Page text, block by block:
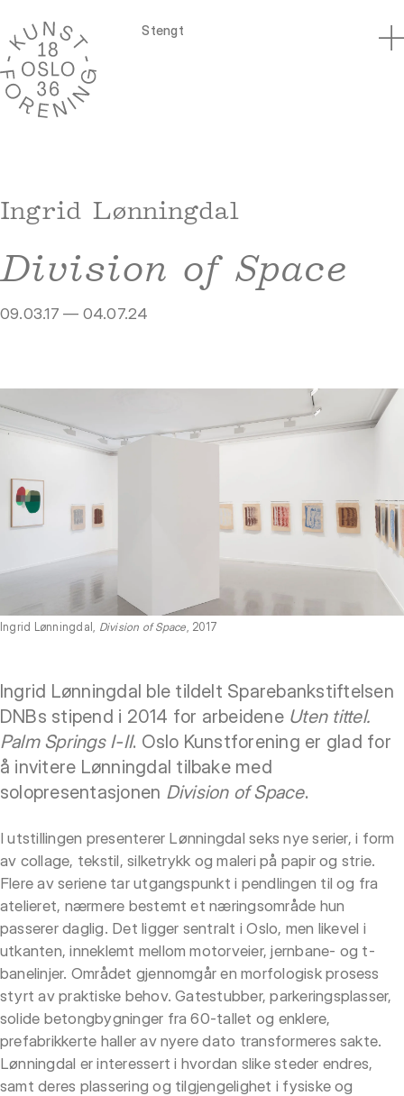
Stengt
Ingrid Lønningdal
Division of Space
09.03.17 — 04.07.24
Ingrid Lønningdal, Division of Space , 2017
Ingrid Lønningdal ble tildelt Sparebankstiftelsen
DNBs stipend i 2014 for arbeidene Uten tittel.
Palm Springs I-II. Oslo Kunstforening er glad for
å invitere Lønningdal tilbake med
solopresentasjonen Division of Space.
I utstillingen presenterer Lønningdal seks nye serier, i form
av collage, tekstil, silketrykk og maleri på papir og strie.
Flere av seriene tar utgangspunkt i pendlingen til og fra
atelieret, nærmere bestemt et næringsområde hun
passerer daglig. Det ligger sentralt i Oslo, men likevel i
utkanten, inneklemt mellom motorveier, jernbane- og t-
banelinjer. Området gjennomgår en morfologisk prosess
styrt av praktiske behov. Gatestubber, parkeringsplasser,
solide betongbygninger fra 60-tallet og enklere,
prefabrikkerte haller av nyere dato transformeres sakte.
Lønningdal er interessert i hvordan slike steder endres,
samt deres plassering og tilgjengelighet i fysiske og